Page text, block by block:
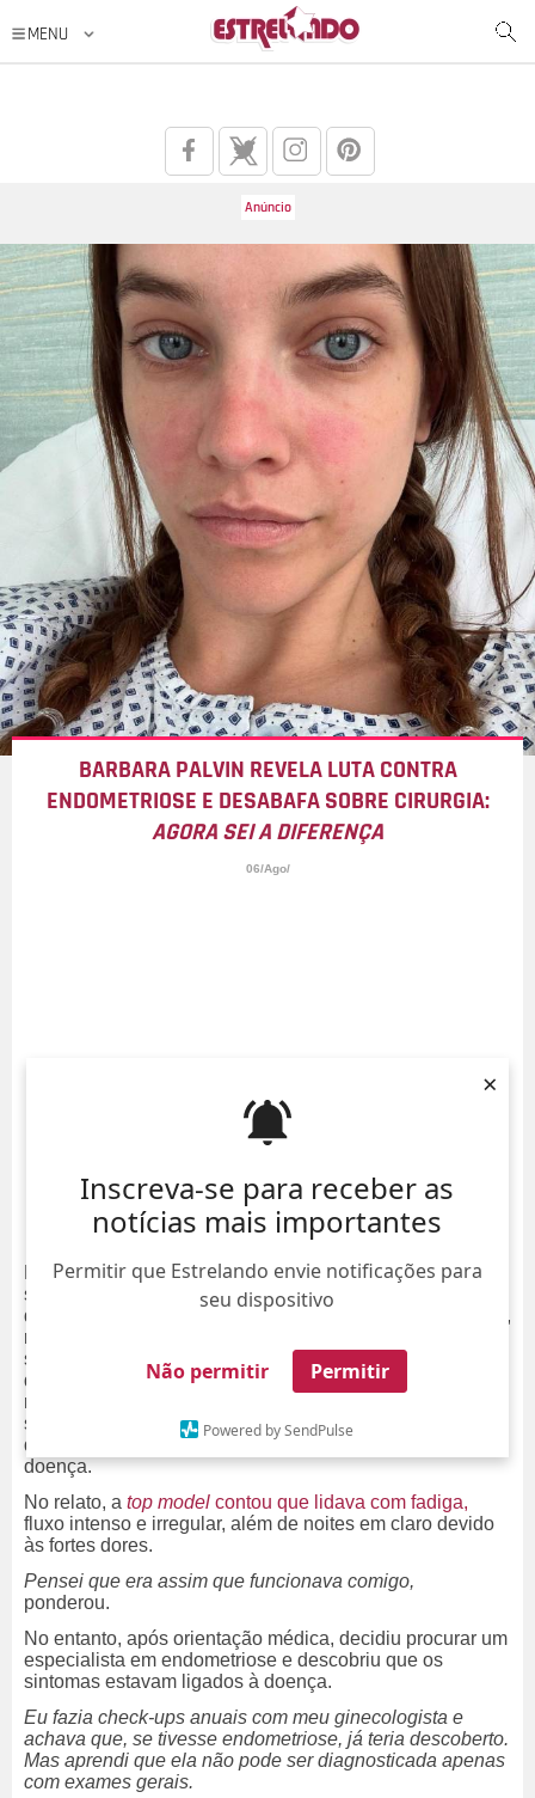
Inscreva-se para receber as
notícias mais importantes
Permitir que Estrelando envie notificações para
seu dispositivo
Não permitir Permitir
Powered by SendPulse
×
BARBARA PALVIN REVELA LUTA CONTRA
ENDOMETRIOSE E DESABAFA SOBRE CIRURGIA:
AGORA SEI A DIFERENÇA
06/Ago/
Barbara Palvin surpreendeu os fãs ao abrir o coração
sobre um tema delicado em seuInstagram
domingo, dia 17. A modelo húngara, de 31 anos de idade,
revelou que enfrentou por anos dores intensas e
sintomas relacionados ao ciclo menstrual, até receber o
diagnóstico de endometriose. Através de uma publicação
na rede social, Barbara explicou aos fãs o motivo de seu
sumiço, além de dar detalhes da situação e mostrar fotos
da cirurgia que precisou passar para tratamento da
doença.
No relato, a top model contou que lidava com fadiga,
fluxo intenso e irregular, além de noites em claro devido
às fortes dores.
Pensei que era assim que funcionava comigo,
ponderou.
No entanto, após orientação médica, decidiu procurar um
especialista em endometriose e descobriu que os
sintomas estavam ligados à doença.
Eu fazia check-ups anuais com meu ginecologista e
achava que, se tivesse endometriose, já teria descoberto.
Mas aprendi que ela não pode ser diagnosticada apenas
com exames gerais.